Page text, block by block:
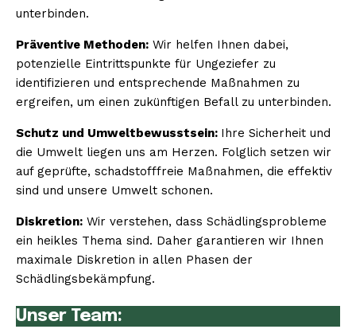
unterbinden.
Präventive Methoden: Wir helfen Ihnen dabei,
potenzielle Eintrittspunkte für Ungeziefer zu
identifizieren und entsprechende Maßnahmen zu
ergreifen, um einen zukünftigen Befall zu unterbinden.
Schutz und Umweltbewusstsein: Ihre Sicherheit und
die Umwelt liegen uns am Herzen. Folglich setzen wir
auf geprüfte, schadstofffreie Maßnahmen, die effektiv
sind und unsere Umwelt schonen.
Diskretion: Wir verstehen, dass Schädlingsprobleme
ein heikles Thema sind. Daher garantieren wir Ihnen
maximale Diskretion in allen Phasen der
Schädlingsbekämpfung.
Unser Team: